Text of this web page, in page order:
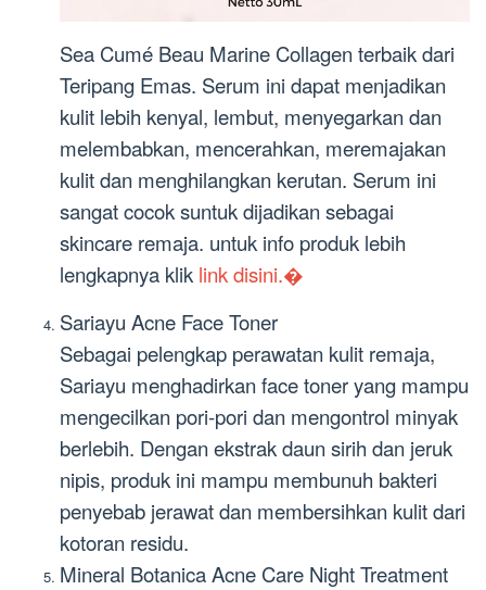
Sea Cumé Beau Marine Collagen terbaik dari
Teripang Emas. Serum ini dapat menjadikan
kulit lebih kenyal, lembut, menyegarkan dan
melembabkan, mencerahkan, meremajakan
kulit dan menghilangkan kerutan. Serum ini
sangat cocok suntuk dijadikan sebagai
skincare remaja. untuk info produk lebih
lengkapnya klik link disini.�
Sariayu Acne Face Toner
Sebagai pelengkap perawatan kulit remaja,
Sariayu menghadirkan face toner yang mampu
mengecilkan pori-pori dan mengontrol minyak
berlebih. Dengan ekstrak daun sirih dan jeruk
nipis, produk ini mampu membunuh bakteri
penyebab jerawat dan membersihkan kulit dari
kotoran residu.
Mineral Botanica Acne Care Night Treatment